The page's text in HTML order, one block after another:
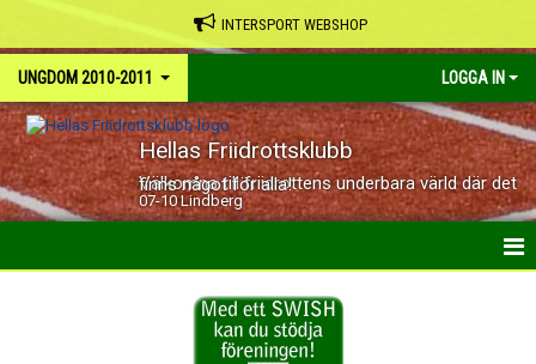
INTERSPORT WEBSHOP
UNGDOM 2010-2011 LOGGA IN
Hellas Friidrottsklubb
Välkomna till friidrottens underbara värld där det finns något för alla!
07-10 Lindberg